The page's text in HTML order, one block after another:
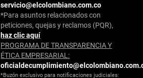
servicio@elcolombiano.com.co
*Para asuntos relacionados con
peticiones, quejas y reclamos (PQR),
haz clic aquí
PROGRAMA DE TRANSPARENCIA Y
ÉTICA EMPRESARIAL:
*Buzón exclusivo para notificaciones judiciales: